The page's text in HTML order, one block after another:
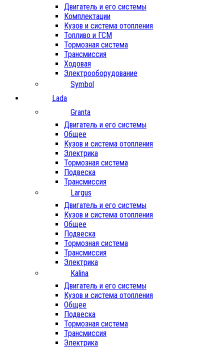
Двигатель и его системы
Комплектации
Кузов и система отопления
Топливо и ГСМ
Тормозная система
Трансмиссия
Ходовая
Электрооборудование
Symbol
Lada
Granta
Двигатель и его системы
Общее
Кузов и система отопления
Электрика
Тормозная система
Подвеска
Трансмиссия
Largus
Двигатель и его системы
Кузов и система отопления
Общее
Подвеска
Тормозная система
Трансмиссия
Электрика
Kalina
Двигатель и его системы
Кузов и система отопления
Общее
Подвеска
Тормозная система
Трансмиссия
Электрика